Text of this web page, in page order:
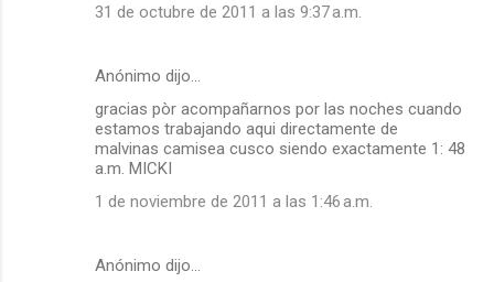
31 de octubre de 2011 a las 9:37 a.m.
Anónimo dijo…
gracias pòr acompañarnos por las noches cuando
estamos trabajando aqui directamente de
malvinas camisea cusco siendo exactamente 1: 48
a.m. MICKI
1 de noviembre de 2011 a las 1:46 a.m.
Anónimo dijo…